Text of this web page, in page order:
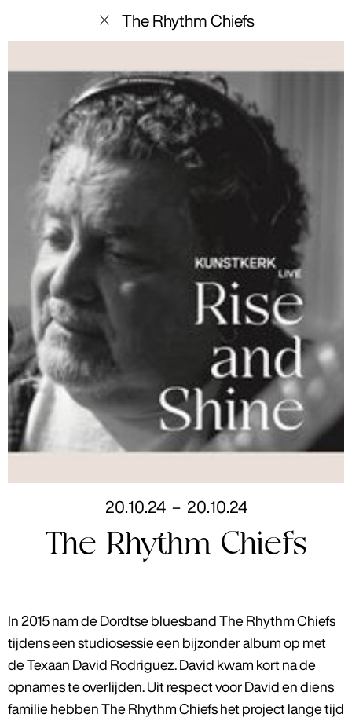
The Rhythm Chiefs
20 10 24– 20 10 24
The Rhythm Chiefs
In 2015 nam de Dordtse bluesband The Rhythm Chiefs
tijdens een studiosessie een bijzonder album op met
de Texaan David Rodriguez. David kwam kort na de
opnames te overlijden. Uit respect voor David en diens
familie hebben The Rhythm Chiefs het project lange tijd